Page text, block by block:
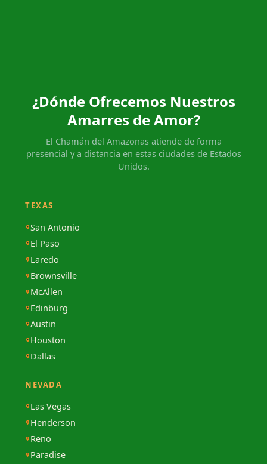
¿Dónde Ofrecemos Nuestros
Amarres de Amor?
El Chamán del Amazonas atiende de forma
presencial y a distancia en estas ciudades de Estados
Unidos.
TEXAS
San Antonio
El Paso
Laredo
Brownsville
McAllen
Edinburg
Austin
Houston
Dallas
NEVADA
Las Vegas
Henderson
Reno
Paradise